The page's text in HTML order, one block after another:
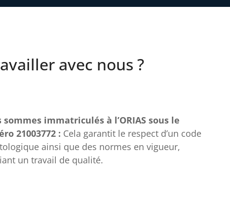
avec nous ?
sommes immatriculés à l’ORIAS sous le
21003772 : Cela garantit le respect d’un code
ainsi que des normes en vigueur,
un travail de qualité.